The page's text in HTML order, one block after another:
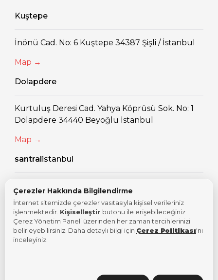
Kuştepe
İnönü Cad. No: 6 Kuştepe 34387 Şişli / İstanbul
Map →
Dolapdere
Kurtuluş Deresi Cad. Yahya Köprüsü Sok. No: 1
Dolapdere 34440 Beyoğlu İstanbul
Map →
santral istanbul
Eski Silahtarağa Elektrik Santralı Kazım
Karabekir Cad. No: 2/13 34060 Eyüpsultan
İstanbul
Map →
Çerezler Hakkında Bilgilendirme
İnternet sitemizde çerezler vasıtasıyla kişisel verileriniz
işlenmektedir. Kişiselleştir butonu ile erişebileceğiniz
Çerez Yönetim Paneli üzerinden her zaman tercihlerinizi
belirleyebilirsiniz. Daha detaylı bilgi için Çerez Politikası'nı
inceleyiniz.